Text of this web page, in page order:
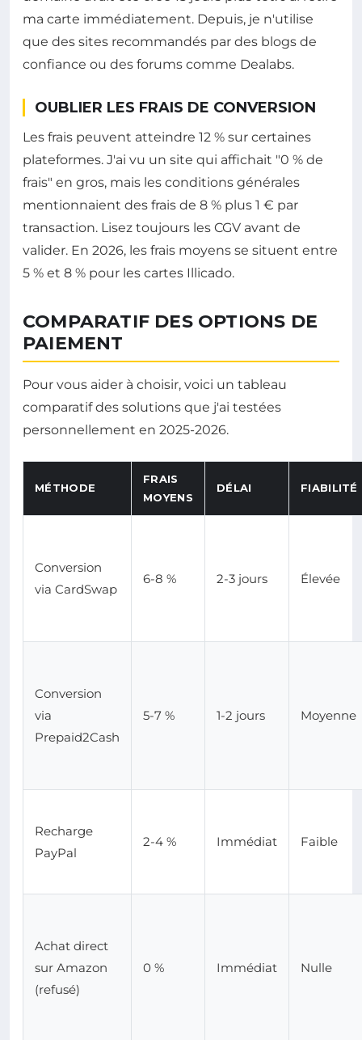
ma carte immédiatement. Depuis, je n'utilise
que des sites recommandés par des blogs de
confiance ou des forums comme Dealabs.
OUBLIER LES FRAIS DE CONVERSION
Les frais peuvent atteindre 12 % sur certaines
plateformes. J'ai vu un site qui affichait "0 % de
frais" en gros, mais les conditions générales
mentionnaient des frais de 8 % plus 1 € par
transaction. Lisez toujours les CGV avant de
valider. En 2026, les frais moyens se situent entre
5 % et 8 % pour les cartes Illicado.
COMPARATIF DES OPTIONS DE
PAIEMENT
Pour vous aider à choisir, voici un tableau
comparatif des solutions que j'ai testées
personnellement en 2025-2026.
MÉTHODE
FRAIS
MOYENS
DÉLAI FIABILITÉ
Conversion
via CardSwap
6-8 % 2-3 jours Élevée
Conversion
via
Prepaid2Cash
5-7 % 1-2 jours Moyenne
Recharge
PayPal
2-4 % Immédiat Faible
Achat direct
sur Amazon
(refusé)
0 % Immédiat Nulle